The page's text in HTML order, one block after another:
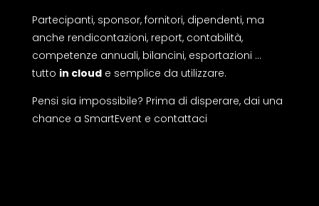
Partecipanti, sponsor, fornitori, dipendenti, ma
anche rendicontazioni, report, contabilità,
competenze annuali, bilancini, esportazioni …
tutto in cloude semplice da utilizzare.
Pensi sia impossibile? Prima di disperare, dai una
chance a SmartEvent e contattaci